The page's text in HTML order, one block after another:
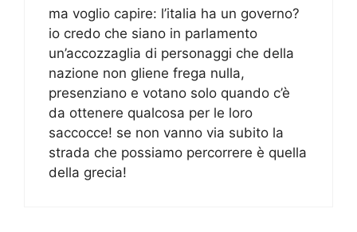
ma voglio capire: l’italia ha un governo?
io credo che siano in parlamento
un’accozzaglia di personaggi che della
nazione non gliene frega nulla,
presenziano e votano solo quando c’è
da ottenere qualcosa per le loro
saccocce! se non vanno via subito la
strada che possiamo percorrere è quella
della grecia!